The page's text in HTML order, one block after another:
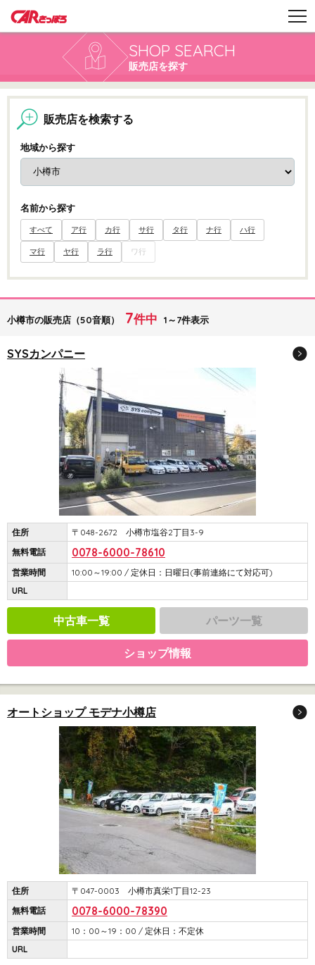
SHOP SEARCH
販売店を探す
販売店を検索する
地域から探す
名前から探す
すべて ア行 カ行 サ行 タ行 ナ行 ハ行
マ行 ヤ行 ラ行 ワ行
小樽市の販売店（50音順） 7件中 1～7件表示
SYSカンパニー
住所
〒048-2672 小樽市塩谷2丁目3-9
無料電話
0078-6000-78610
営業時間
10:00～19:00 / 定休日：日曜日(事前連絡にて対応可)
URL
中古車一覧 パーツ一覧
ショップ情報
オートショップ モデナ小樽店
住所
〒047-0003 小樽市真栄1丁目12-23
無料電話
0078-6000-78390
営業時間
10：00～19：00 / 定休日：不定休
URL